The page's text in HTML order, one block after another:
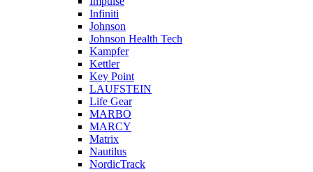
Infiniti
Johnson
Johnson Health Tech
Kampfer
Kettler
Key Point
LAUFSTEIN
Life Gear
MARBO
MARCY
Matrix
Nautilus
NordicTrack